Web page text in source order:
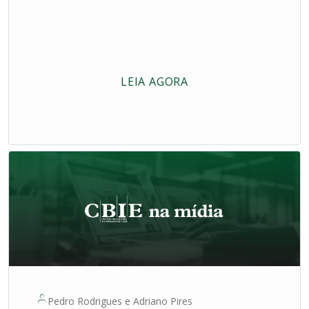
LEIA AGORA
Pedro Rodrigues e Adriano Pires